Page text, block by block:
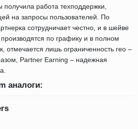
работа техподдержки,
на запросы пользователей. По
сотрудничает честно, и в шейве
по графику и в полном
отмечается лишь ограниченность гео –
Partner Earning – надежная
аналоги: